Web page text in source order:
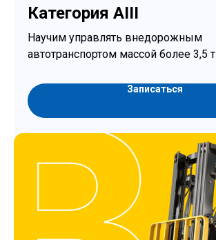
Категория AIII
Научим управлять внедорожным
автотранспортом массой более 3,5 т
Записаться